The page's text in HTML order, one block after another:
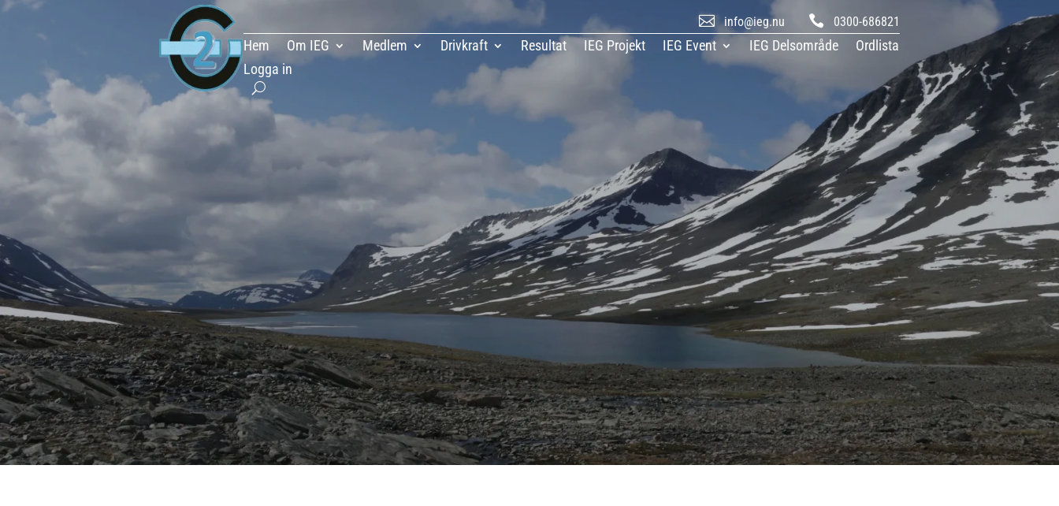
 info@ieg.nu  0300-686821
Hem Om IEG Medlem Drivkraft Resultat IEG Projekt IEG Event IEG Delsområde
Ordlista
Logga in